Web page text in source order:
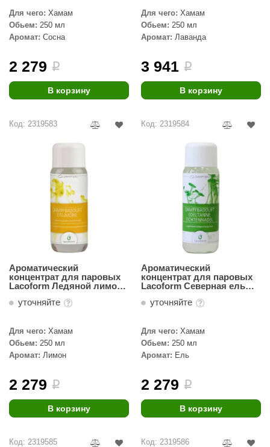
Для чего: Хамам
Обьем: 250 мл
Аромат: Сосна
2 279 i
В корзину
Для чего: Хамам
Обьем: 250 мл
Аромат: Лаванда
3 941 i
В корзину
Код: 2319583
Ароматический
концентрат для паровых
Lacoform Ледяной лимон
уточняйте
Для чего: Хамам
Обьем: 250 мл
Аромат: Лимон
2 279 i
В корзину
Код: 2319584
Ароматический
концентрат для паровых
Lacoform Северная ель
уточняйте
Для чего: Хамам
Обьем: 250 мл
Аромат: Ель
2 279 i
В корзину
Код: 2319585 Код: 2319586